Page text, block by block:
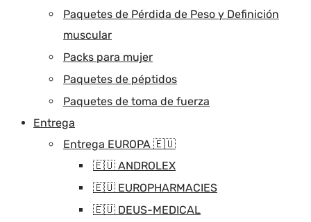
Paquetes de Pérdida de Peso y Definición
muscular
Packs para mujer
Paquetes de péptidos
Paquetes de toma de fuerza
Entrega
Entrega EUROPA 🇪🇺
🇪🇺 ANDROLEX
🇪🇺 EUROPHARMACIES
🇪🇺 DEUS-MEDICAL